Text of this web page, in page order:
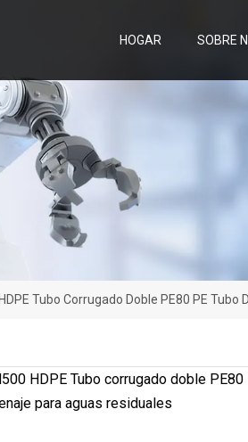
HOGAR SOBRE
Tubo Corrugado Doble PE80 PE